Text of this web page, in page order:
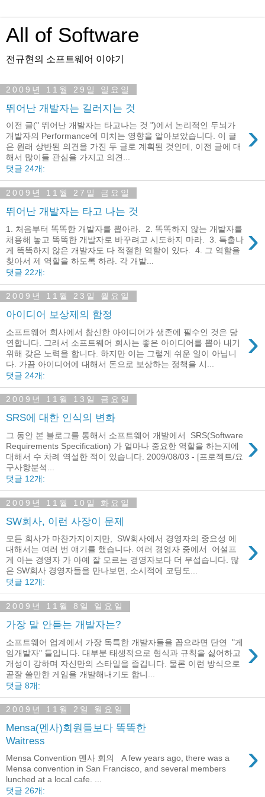
All of Software
전규현의 소프트웨어 이야기
2009년 11월 29일 일요일
뛰어난 개발자는 길러지는 것
›
이전 글(" 뛰어난 개발자는 타고나는 것 ")에서 논리적인 두뇌가
개발자의 Performance에 미치는 영향을 알아보았습니다. 이 글
은 원래 상반된 의견을 가진 두 글로 계획된 것인데, 이전 글에 대
해서 많이들 관심을 가지고 의견...
댓글 24개:
2009년 11월 27일 금요일
뛰어난 개발자는 타고 나는 것
›
1. 처음부터 똑똑한 개발자를 뽑아라. 2. 똑똑하지 않는 개발자를
채용해 놓고 똑똑한 개발자로 바꾸려고 시도하지 마라. 3. 특출나
게 똑똑하지 않은 개발자도 다 적절한 역할이 있다. 4. 그 역할을
찾아서 제 역할을 하도록 하라. 각 개발...
댓글 22개:
2009년 11월 23일 월요일
아이디어 보상제의 함정
›
소프트웨어 회사에서 참신한 아이디어가 생존에 필수인 것은 당
연합니다. 그래서 소프트웨어 회사는 좋은 아이디어를 뽑아 내기
위해 갖은 노력을 합니다. 하지만 이는 그렇게 쉬운 일이 아닙니
다. 가끔 아이디어에 대해서 돈으로 보상하는 정책을 시...
댓글 24개:
2009년 11월 13일 금요일
SRS에 대한 인식의 변화
›
그 동안 본 블로그를 통해서 소프트웨어 개발에서 SRS(Software
Requirements Specification) 가 얼마나 중요한 역할을 하는지에
대해서 수 차례 역설한 적이 있습니다. 2009/08/03 - [프로젝트/요
구사항분석...
댓글 12개:
2009년 11월 10일 화요일
SW회사, 이런 사장이 문제
›
모든 회사가 마찬가지이지만, SW회사에서 경영자의 중요성 에
대해서는 여러 번 얘기를 했습니다. 여러 경영자 중에서 어설프
게 아는 경영자 가 아예 잘 모르는 경영자보다 더 무섭습니다. 많
은 SW회사 경영자들을 만나보면, 소시적에 코딩도...
댓글 12개:
2009년 11월 8일 일요일
가장 말 안듣는 개발자는?
›
소프트웨어 업계에서 가장 독특한 개발자들을 꼽으라면 단연 "게
임개발자" 들입니다. 대부분 태생적으로 형식과 규칙을 싫어하고
개성이 강하며 자신만의 스타일을 즐깁니다. 물론 이런 방식으로
곧잘 쓸만한 게임을 개발해내기도 합니...
댓글 8개:
2009년 11월 2일 월요일
Mensa(멘사)회원들보다 똑똑한
Waitress
›
Mensa Convention 멘사 회의 A few years ago, there was a
Mensa convention in San Francisco, and several members
lunched at a local cafe. ...
댓글 26개: